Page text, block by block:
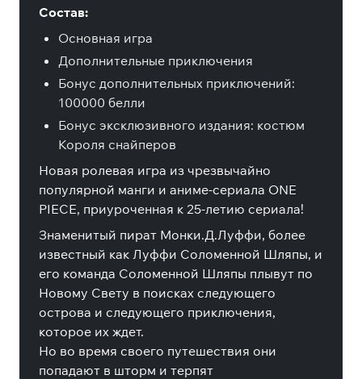
Состав:
Основная игра
Дополнительные приключения
Бонус дополнительных приключений:
100000 белли
Бонус эксклюзивного издания: костюм
Короля снайперов
Новая ролевая игра из чрезвычайно
популярной манги и аниме-сериала ONE
PIECE, приуроченная к 25-летию сериала!
Знаменитый пират Монки.Д.Луффи, более
известный как Луффи Соломенной Шляпы, и
его команда Соломенной Шляпы плывут по
Новому Свету в поисках следующего
острова и следующего приключения,
которое их ждет.
Но во время своего путешествия они
попадают в шторм и терпят